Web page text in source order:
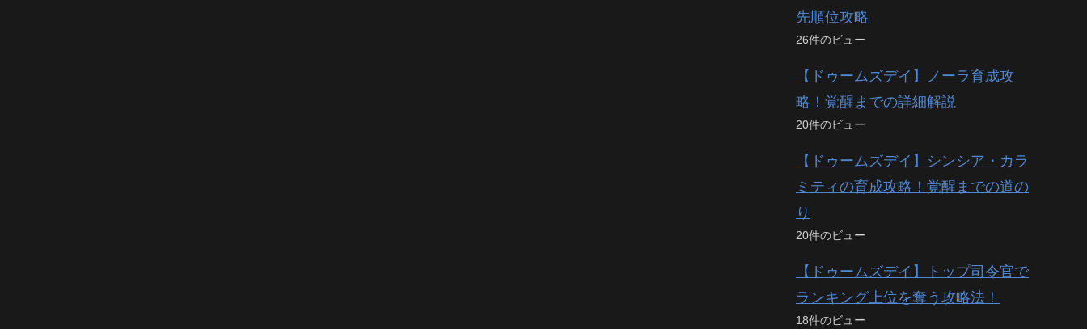
先順位攻略
26件のビュー
【ドゥームズデイ】ノーラ育成攻
略！覚醒までの詳細解説
20件のビュー
【ドゥームズデイ】シンシア・カラ
ミティの育成攻略！覚醒までの道の
り
20件のビュー
【ドゥームズデイ】トップ司令官で
ランキング上位を奪う攻略法！
18件のビュー